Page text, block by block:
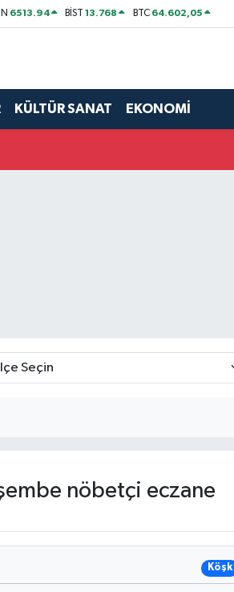
6513.94 BİST13.768 BTC 64.602,05
KÜLTÜR SANAT EKONOMİ
nöbetçi eczane
Köşk